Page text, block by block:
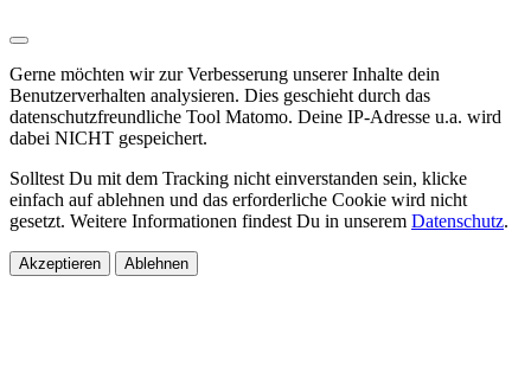
Gerne möchten wir zur Verbesserung unserer Inhalte dein
Benutzerverhalten analysieren. Dies geschieht durch das
datenschutzfreundliche Tool Matomo. Deine IP-Adresse u.a. wird
dabei NICHT gespeichert.
Solltest Du mit dem Tracking nicht einverstanden sein, klicke
einfach auf ablehnen und das erforderliche Cookie wird nicht
gesetzt. Weitere Informationen findest Du in unserem Datenschutz.
Akzeptieren Ablehnen